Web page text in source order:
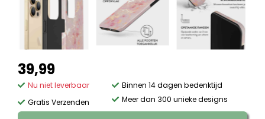
39,99
Nu niet leverbaar
Gratis Verzenden
Binnen 14 dagen bedenktijd
Meer dan 300 unieke designs